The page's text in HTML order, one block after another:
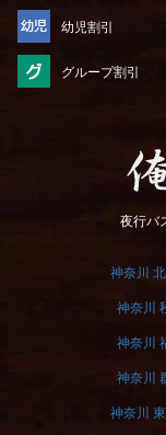
幼児割引
グループ割引
俺
夜行バ
神奈川
神奈川
神奈川
神奈川
神奈川